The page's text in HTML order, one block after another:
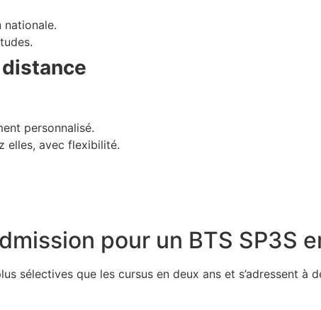
nationale.
distance
personnalisé.
elles, avec flexibilité.
pour un BTS SP3S
sélectives que les cursus en deux ans et s’adressent